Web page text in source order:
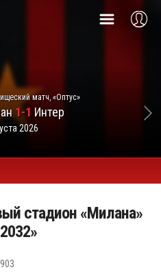
матч, «Оптус»
1-1 Интер
2026
стадион «Милана»
903